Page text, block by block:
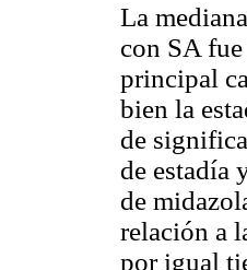
La
con SA
principal
bien la
de
de estadía
de
relación a
por igual